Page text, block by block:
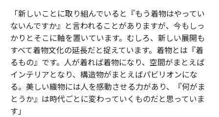
「新しいことに取り組んでいると『もう着物はやってい
ないんですか』と言われることがありますが、今もしっ
かりとそこに軸を置いています。むしろ、新しい展開も
すべて着物文化の延長だと捉えています。着物とは『着
るもの』です。人が着れば着物になり、空間がまとえば
インテリアとなり、構造物がまとえばパビリオンにな
る。美しい織物には人を感動させる力があり、『何がま
とうか』は時代ごとに変わっていくものだと思っていま
す」